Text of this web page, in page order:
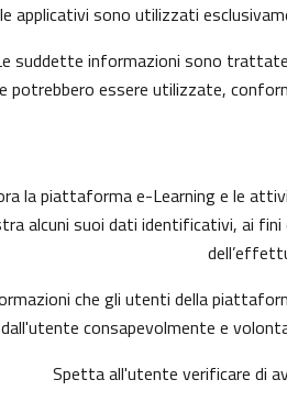
applicativi sono utilizzati
suddette informazioni sono
potrebbero essere utilizzate,
la piattaforma e-Learning e le
alcuni suoi dati identificativi, ai
che gli utenti della
consapevolmente e
Spetta all'utente verificare di